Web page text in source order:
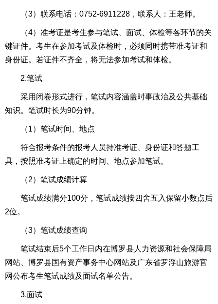
（3）联系电话：0752-6911228，联系人：王老师。
（4）准考证是考生参与笔试、面试、体检等各环节的关
键证件。考生在参加考试及体检时，必须同时携带准考证和
身份证。若证件不齐全，将无法参加考试和体检。
2.笔试
采用闭卷形式进行，笔试内容涵盖时事政治及公共基础
知识。笔试时长为90分钟。
（1）笔试时间、地点
符合报考条件的报考人员持准考证、身份证和答题工
具，按照准考证上确定的时间、地点参加笔试。
（2）笔试成绩计算
笔试成绩满分100分，笔试成绩按四舍五入保留小数点后
2位。
（3）笔试成绩查询
笔试结束后5个工作日内在博罗县人力资源和社会保障局
网站、博罗县国有资产事务中心网站及广东省罗浮山旅游官
网公布考生笔试成绩及面试名单公告。
3.面试